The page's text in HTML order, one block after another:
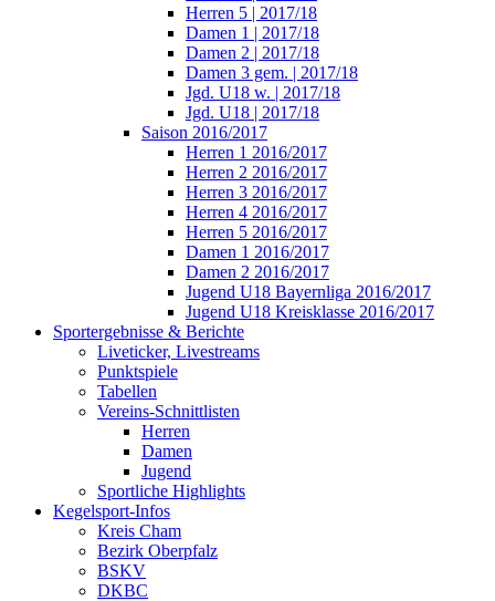
Herren 5 | 2017/18
Damen 1 | 2017/18
Damen 2 | 2017/18
Damen 3 gem. | 2017/18
Jgd. U18 w. | 2017/18
Jgd. U18 | 2017/18
Saison 2016/2017
Herren 1 2016/2017
Herren 2 2016/2017
Herren 3 2016/2017
Herren 4 2016/2017
Herren 5 2016/2017
Damen 1 2016/2017
Damen 2 2016/2017
Jugend U18 Bayernliga 2016/2017
Jugend U18 Kreisklasse 2016/2017
Sportergebnisse & Berichte
Liveticker, Livestreams
Punktspiele
Tabellen
Vereins-Schnittlisten
Herren
Damen
Jugend
Sportliche Highlights
Kegelsport-Infos
Kreis Cham
Bezirk Oberpfalz
BSKV
DKBC